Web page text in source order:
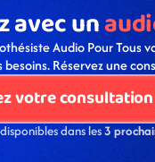
avec un
Audio Pour Tous
besoins. Réservez une
votre
dans les 3